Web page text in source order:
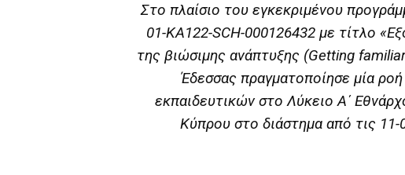
Στο πλαίσιο του εγκεκριμένου
01-KA122-SCH-000126432 με τίτλο
της βιώσιμης ανάπτυξης (Getting
Έδεσσας πραγματοποίησε μία
εκπαιδευτικών στο Λύκειο Α΄
Κύπρου στο διάστημα από τις